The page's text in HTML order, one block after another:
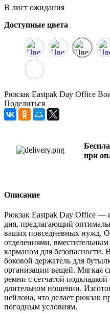
В лист ожидания
Доступные цвета
Рюкзак Eastpak Day Office
Поделиться
при
Описание
Рюкзак Eastpak Day Office —
дня, предлагающий
ваших повседневных нужд.
отделениями,
карманом для безопасности.
боковой держатель для
организации вещей. Мягкая
ремни с сетчатой
длительном ношении.
нейлона, что делает
погодным условиям.